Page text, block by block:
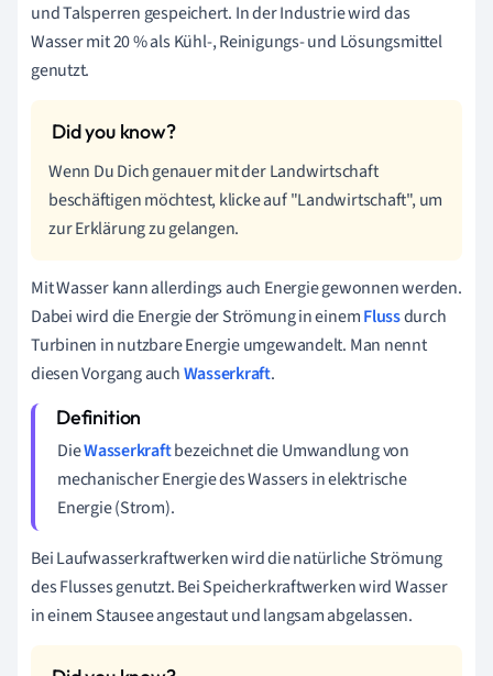
und Talsperren gespeichert. In der Industrie wird das
Wassermit 20% als Kühl-, Reinigungs- und Lösungsmittel
genutzt.
Wenn Du Dich genauer mit der Landwirtschaft
beschäftigen möchtest, klicke auf "Landwirtschaft", um
zur Erklärung zu gelangen.
Mit Wasser kann allerdings auch Energie gewonnen werden.
Dabei wird die Energie der Strömung in einemFlussdurch
Turbinen in nutzbare Energie umgewandelt. Man nennt
diesen Vorgang auchWasserkraft.
DieWasserkraftbezeichnet die Umwandlung von
mechanischer Energie des Wassers in elektrische
Energie (Strom).
Bei Laufwasserkraftwerken wird die natürliche Strömung
des Flusses genutzt. Bei Speicherkraftwerken wird Wasser
in einem Stausee angestaut und langsam abgelassen.